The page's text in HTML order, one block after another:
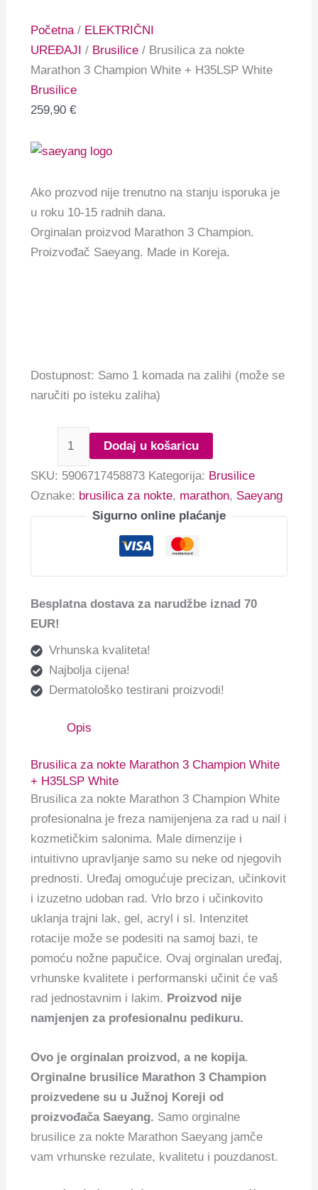
Početna / ELEKTRIČNI
UREĐAJI / Brusilice / Brusilica za nokte
Marathon 3 Champion White + H35LSP White
Brusilice
259,90€
Ako prozvod nije trenutno na stanju isporuka je
u roku 10-15 radnih dana.
Orginalan proizvod Marathon 3 Champion.
Proizvođač Saeyang. Made in Koreja.
Dostupnost: Samo 1 komada na zalihi (može se
naručiti po isteku zaliha)
Dodaj u košaricu
SKU: 5906717458873 Kategorija: Brusilice
Oznake: brusilica za nokte, marathon, Saeyang
Sigurno online plaćanje
Besplatna dostava za narudžbe iznad 70
EUR!
Vrhunska kvaliteta!
Najbolja cijena!
Dermatološko testirani proizvodi!
Opis
Brusilica za nokte Marathon 3 Champion White
+ H35LSP White
Brusilica za nokte Marathon 3 Champion White
profesionalna je freza namijenjena za rad u nail i
kozmetičkim salonima. Male dimenzije i
intuitivno upravljanje samo su neke od njegovih
prednosti. Uređaj omogućuje precizan, učinkovit
i izuzetno udoban rad. Vrlo brzo i učinkovito
uklanja trajni lak, gel, acryl i sl. Intenzitet
rotacije može se podesiti na samoj bazi, te
pomoću nožne papučice. Ovaj orginalan uređaj,
vrhunske kvalitete i performanski učinit će vaš
rad jednostavnim i lakim. Proizvod nije
namjenjen za profesionalnu pedikuru.
Ovo je orginalan proizvod, a ne kopija.
Orginalne brusilice Marathon 3 Champion
proizvedene su u Južnoj Koreji od
proizvođača Saeyang. Samo orginalne
brusilice za nokte Marathon Saeyang jamče
vam vrhunske rezulate, kvalitetu i pouzdanost.